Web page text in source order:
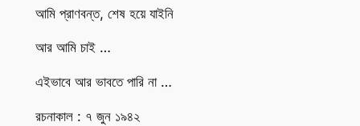
আমি প্রাণবন্ত, শেষ হয়ে যাইনি
আর আমি চাই …
এইভাবে আর ভাবতে পারি না …
রচনাকাল : ৭ জুন ১৯৪২